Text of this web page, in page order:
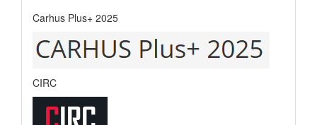
Carhus Plus+ 2025
CIRC